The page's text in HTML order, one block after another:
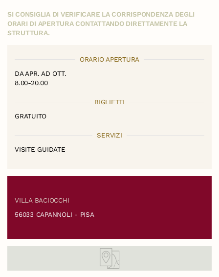
SI CONSIGLIA DI VERIFICARE LA CORRISPONDENZA DEGLI
ORARI DI APERTURA CONTATTANDO DIRETTAMENTE LA
STRUTTURA.
ORARIO APERTURA
DA APR. AD OTT.
8.00-20.00
BIGLIETTI
GRATUITO
SERVIZI
VISITE GUIDATE
VILLA BACIOCCHI
56033 CAPANNOLI - PISA